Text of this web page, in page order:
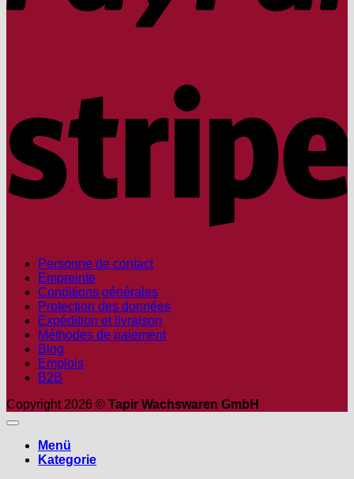
Personne de contact
Empreinte
Conditions générales
Protection des données
Expédition et livraison
Méthodes de paiement
Blog
Emplois
B2B
Copyright 2026 © Tapir Wachswaren GmbH
Menü
Kategorie